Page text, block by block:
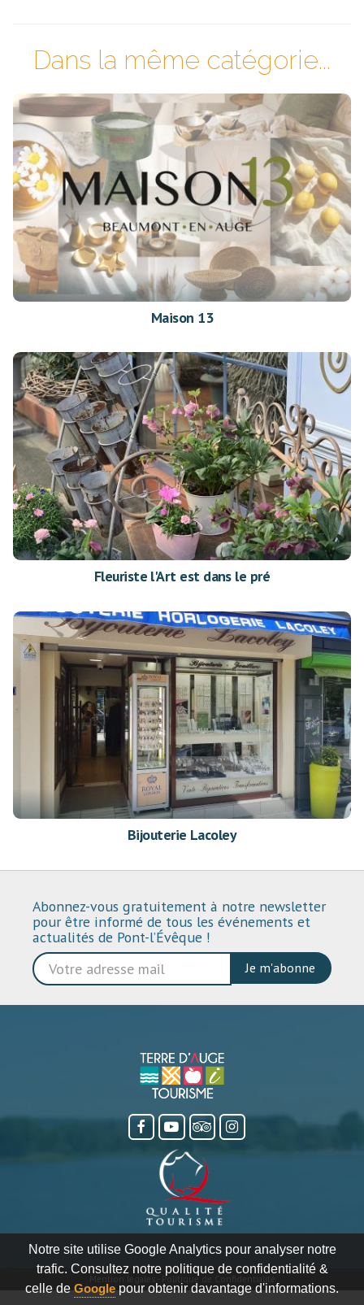
Notre site utilise Google Analytics pour analyser notre
trafic. Consultez notre politique de confidentialité &
celle de Google pour obtenir davantage d'informations.
Dans la même catégorie...
Maison 13
Fleuriste l'Art est dans le pré
Bijouterie Lacoley
Abonnez-vous gratuitement à notre newsletter
pour être informé de tous les événements et
actualités de Pont-l’Évêque !
Je m'abonne
Politique de Confidentialité